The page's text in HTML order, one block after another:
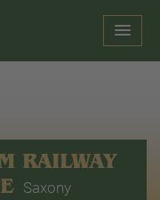
RAILWAY
Saxony